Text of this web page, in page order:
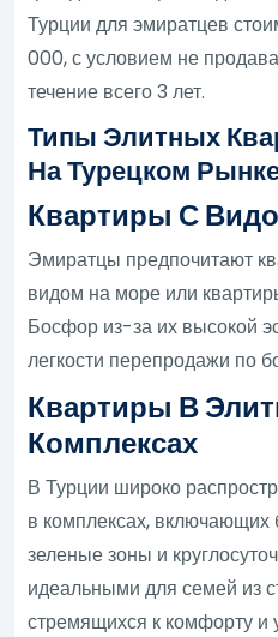
Турции для эмиратцев
000, с условием не
течение всего 3 лет.
Типы Элитных
На Турецком
Квартиры С
Эмиратцы предпочитают
видом на море или
Босфор из-за их высокой
легкости перепродажи по
Квартиры В
Комплексах
В Турции широко
в комплексах, включающих
зеленые зоны и
идеальными для семей из
стремящихся к комфорту и